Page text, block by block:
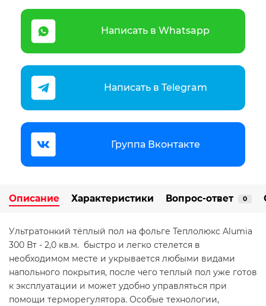
Написать в Whatsapp
Написать в Telegram
Группа Вконтакте
Описание Характеристики Вопрос-ответ 0
Ультратонкий тёплый пол на фольге Теплолюкс Alumia
300 Вт - 2,0 кв.м. быстро и легко стелется в
необходимом месте и укрывается любыми видами
напольного покрытия, после чего теплый пол уже готов
к эксплуатации и может удобно управляться при
помощи терморегулятора. Особые технологии,